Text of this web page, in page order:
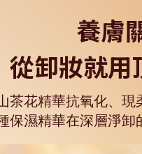
養膚
從卸妝就用
茶花精華抗氧化、
保濕精華在​深層淨卸